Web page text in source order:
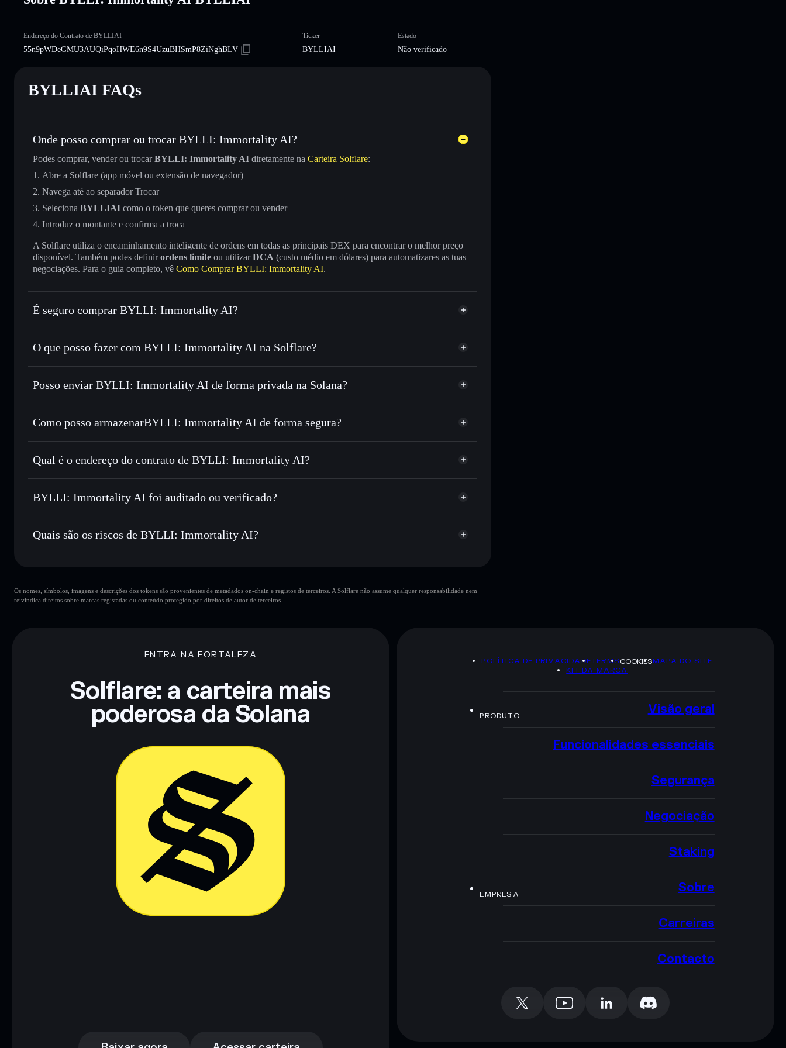
Endereço do Contrato de BYLLIAI
55n9pWDeGMU3AUQiPqoHWE6n9S4UzuBHSmP8ZiNghBLV
Ticker
BYLLIAI
Estado
Não verificado
BYLLIAI FAQs
Onde posso comprar ou trocar BYLLI: Immortality AI?
Podes comprar, vender ou trocarBYLLI: Immortality AI diretamente na Carteira Solflare:
Abre a Solflare (app móvel ou extensão de navegador)
Navega até ao separador Trocar
Seleciona BYLLIAI como o token que queres comprar ou vender
Introduz o montante e confirma a troca
A Solflare utiliza o encaminhamento inteligente de ordens em todas as principais DEX para encontrar o melhor preço
disponível. Também podes definirordens limite ou utilizarDCA (custo médio em dólares) para automatizares as tuas
negociações. Para o guia completo, vê Como Comprar BYLLI: Immortality AI.
É seguro comprar BYLLI: Immortality AI?
BYLLI: Immortality AI não está verificado
O que posso fazer com BYLLI: Immortality AI na Solflare?
BYLLI: Immortality AI
Carteira Solflare
Trocar instantaneamente— trocar BYLLIAI por SOL, USDC ou milhares de outros tokens Solana com
Utilizar DCA— investir de forma faseada ao longo do tempo em BYLLIAI
Enviar de forma privada— transferir BYLLIAI sem associar publicamente as carteiras usando o Agregador de
Privacidade integrado da Solflare
Posso enviar BYLLI: Immortality AI de forma privada na Solana?
Agregador de Privacidade
Como posso armazenarBYLLI: Immortality AI de forma segura?
BYLLI: Immortality AI carteira não-custodial Solflare
Privacidade
Qual é o endereço do contrato de BYLLI: Immortality AI?
BYLLI: Immortality AI
55n9pWDeGMU3AUQiPqoHWE6n9S4UzuBHSmP8ZiNghBLV
Carteira Solflare
BYLLI: Immortality AI foi auditado ou verificado?
BYLLI: Immortality AI não está verificado
Quais são os riscos de BYLLI: Immortality AI?
BYLLI: Immortality AI mutáveis
Os nomes, símbolos, imagens e descrições dos tokens são provenientes de metadados on-chain e registos de terceiros. A Solflare não assume qualquer responsabilidade nem
reivindica direitos sobre marcas registadas ou conteúdo protegido por direitos de autor de terceiros.
ENTRA NA FORTALEZA
Solflare: a carteira mais
poderosa da Solana
POLÍTICA DE PRIVACIDADETERMSCOOKIESMAPA DO SITE
KIT DA MARCA
PRODUTO Visão geral
Funcionalidades essenciais
Segurança
Negociação
Staking
EMPRESA Sobre
Carreiras
Contacto